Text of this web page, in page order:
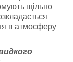
щільно
в атмосферу